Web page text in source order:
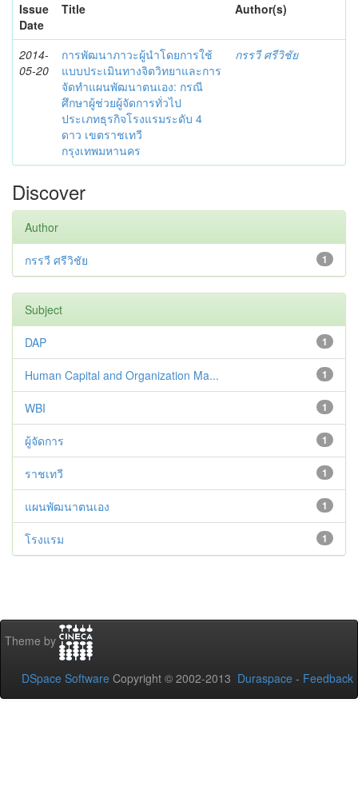
Issue
Date
Title Author(s)
2014-
05-20
การพัฒนาภาวะผู้นำโดยการใช้
แบบประเมินทางจิตวิทยาและการ
จัดทำแผนพัฒนาตนเอง: กรณี
ศึกษาผู้ช่วยผู้จัดการทั่วไป
ประเภทธุรกิจโรงแรมระดับ 4
ดาว เขตราชเทวี
กรุงเทพมหานคร
กรรวี ศรีวิชัย
Discover
Author
1
กรรวี ศรีวิชัย
Subject
1
DAP
1
Human Capital and Organization Ma...
1
WBI
1
ผู้จัดการ
1
ราชเทวี
1
แผนพัฒนาตนเอง
1
โรงแรม
Theme by
DSpace Software Copyright © 2002-2013 Duraspace - Feedback